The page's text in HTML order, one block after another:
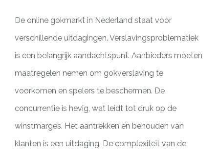
De online gokmarkt in Nederland staat voor
verschillende uitdagingen. Verslavingsproblematiek
is een belangrijk aandachtspunt. Aanbieders moeten
maatregelen nemen om gokverslaving te
voorkomen en spelers te beschermen. De
concurrentie is hevig, wat leidt tot druk op de
winstmarges. Het aantrekken en behouden van
klanten is een uitdaging. De complexiteit van de